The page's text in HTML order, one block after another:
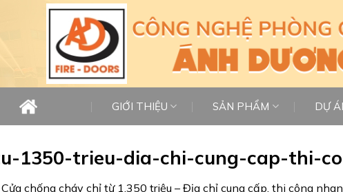
GIỚI THIỆU SẢN PHẨM DỰ
1350-trieu-dia-chi-cung-cap-thi-
Cửa chống cháy chỉ từ 1,350 triệu – Địa chỉ cung cấp, thi công